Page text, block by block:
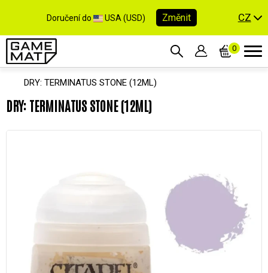
Doručení do USA (USD) Změnit CZ
0
DRY: TERMINATUS STONE (12ML)
DRY: TERMINATUS STONE (12ML)